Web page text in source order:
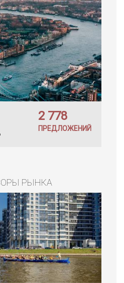
2 778
ПРЕДЛОЖЕНИЙ
РЫНКА